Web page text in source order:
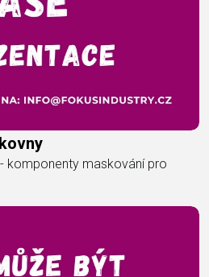
komponenty maskování pro